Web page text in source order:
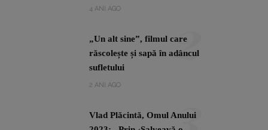
4 ANI AGO
„Un alt sine”, filmul care
răscolește și sapă în adâncul
sufletului
2 ANI AGO
2
Vlad Plăcintă, Omul Anului
3